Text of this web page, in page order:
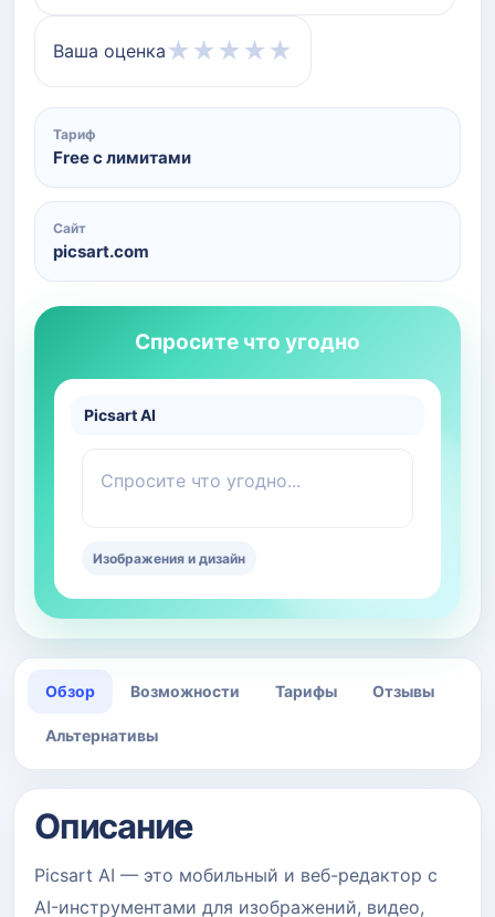
Ваша оценка ★ ★ ★ ★ ★
Тариф
Free с лимитами
Сайт
picsart.com
Спросите что угодно
Picsart AI
Спросите что угодно...
Изображения и дизайн
Обзор Возможности Тарифы Отзывы
Альтернативы
Описание
Picsart AI — это мобильный и веб-редактор с
AI-инструментами для изображений, видео,